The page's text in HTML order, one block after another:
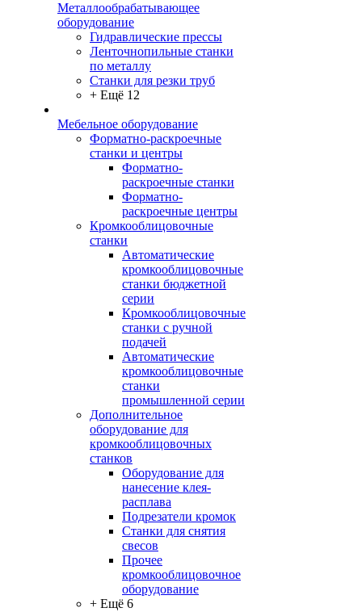
Металлообрабатывающее
оборудование
Гидравлические прессы
Ленточнопильные станки
по металлу
Станки для резки труб
+ Ещё 12
Мебельное оборудование
Форматно-раскроечные
станки и центры
Форматно-
раскроечные станки
Форматно-
раскроечные центры
Кромкооблицовочные
станки
Автоматические
кромкооблицовочные
станки бюджетной
серии
Кромкооблицовочные
станки с ручной
подачей
Автоматические
кромкооблицовочные
станки
промышленной серии
Дополнительное
оборудование для
кромкооблицовочных
станков
Оборудование для
нанесение клея-
расплава
Подрезатели кромок
Станки для снятия
свесов
Прочее
кромкооблицовочное
оборудование
+ Ещё 6